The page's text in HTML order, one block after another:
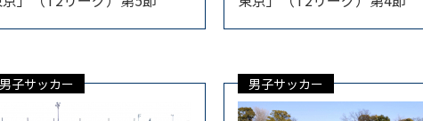
男子サッカー 男子サッカー